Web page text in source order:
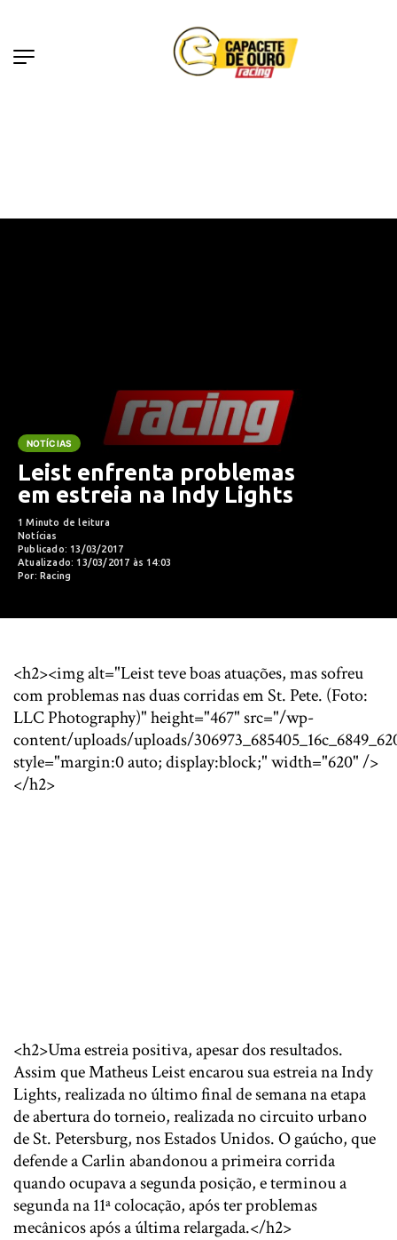
NOTÍCIAS
Leist enfrenta problemas
em estreia na Indy Lights
1 Minuto de leitura
Notícias
Publicado: 13/03/2017
Atualizado: 13/03/2017 às 14:03
Por: Racing
<h2><img alt="Leist teve boas atuações, mas sofreu
com problemas nas duas corridas em St. Pete. (Foto:
LLC Photography)" height="467" src="/wp-
content/uploads/uploads/
style="margin:0 auto; display:block;" width="620" />
</h2>
<h2>Uma estreia positiva, apesar dos resultados.
Assim que Matheus Leist encarou sua estreia na Indy
Lights, realizada no último final de semana na etapa
de abertura do torneio, realizada no circuito urbano
de St. Petersburg, nos Estados Unidos. O gaúcho, que
defende a Carlin abandonou a primeira corrida
quando ocupava a segunda posição, e terminou a
segunda na 11ª colocação, após ter problemas
mecânicos após a última relargada.</h2>